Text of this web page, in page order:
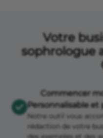
Votre
sophrologue
Commencer
Personnalisable et
Notre outil vous
rédaction de votre